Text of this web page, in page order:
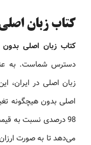
کتاب زبان
کتاب زبان اصلی
دسترس شماست. به
زبان اصلی در ایران،
اصلی بدون هیچگونه
98 درصدی نسبت به
می‌دهد تا به صورت